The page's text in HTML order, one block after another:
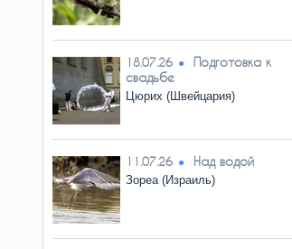
18.07.26
Подготовка к
свадьбе
Цюрих (Швейцария)
11.07.26 Над водой
Зореа (Израиль)